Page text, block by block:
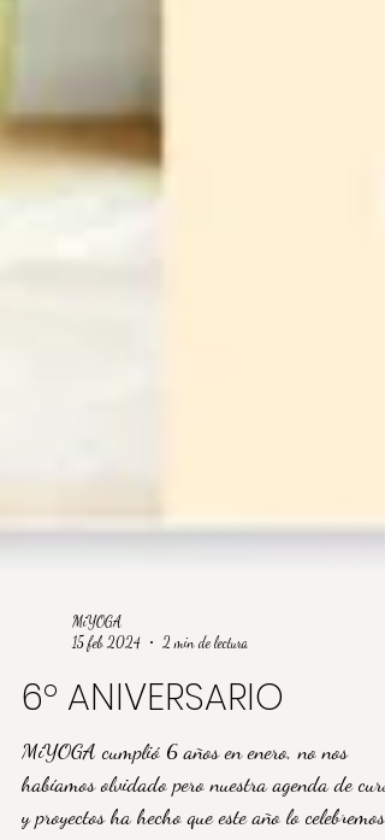
15 feb 2024
2 min de lectura
6º ANIVERSARIO
MiYOGA cumplió 6 años en enero, no nos
habíamos olvidado pero nuestra agenda de